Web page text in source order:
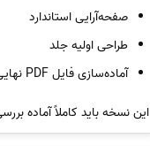
صفحه‌آرایی استاندارد
طراحی اولیه جلد
آماده‌سازی فایل PDF نهایی
این نسخه باید کاملاً آماده